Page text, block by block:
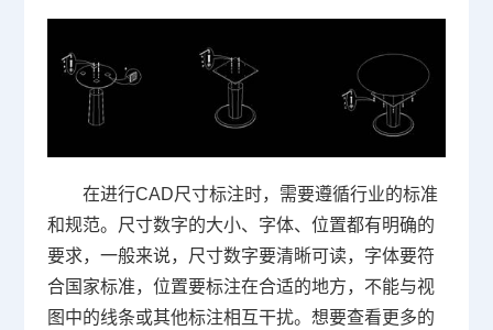
在进行CAD尺寸标注时，需要遵循行业的标准
和规范。尺寸数字的大小、字体、位置都有明确的
要求，一般来说，尺寸数字要清晰可读，字体要符
合国家标准，位置要标注在合适的地方，不能与视
图中的线条或其他标注相互干扰。想要查看更多的